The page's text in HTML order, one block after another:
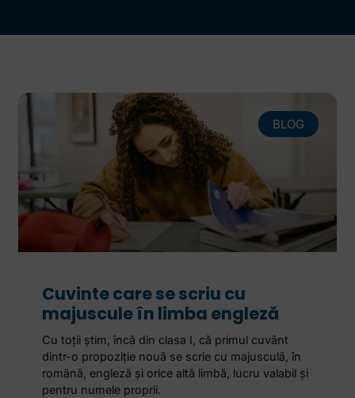
BLOG
Cuvinte care se scriu cu
majuscule în limba engleză
Cu toții știm, încă din clasa I, că primul cuvânt
dintr-o propoziție nouă se scrie cu majusculă, în
română, engleză și orice altă limbă, lucru valabil și
pentru numele proprii.